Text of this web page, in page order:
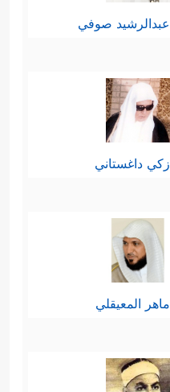
عبدالرشيد صوفي
زكي داغستاني
ماهر المعيقلي